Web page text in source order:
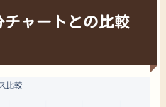
チャートとの比較